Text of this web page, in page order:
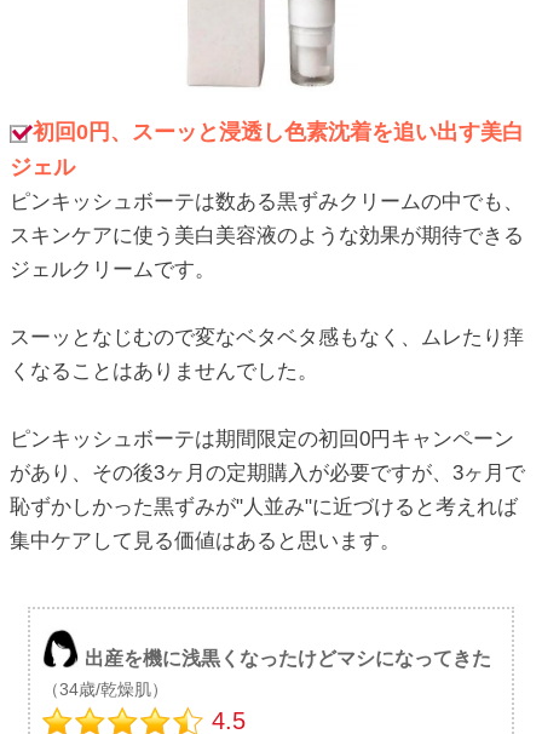
初回0円、スーッと浸透し色素沈着を追い出す美白
ジェル
ピンキッシュボーテは数ある黒ずみクリームの中でも、
スキンケアに使う美白美容液のような効果が期待できる
ジェルクリームです。
スーッとなじむので変なベタベタ感もなく、ムレたり痒
くなることはありませんでした。
ピンキッシュボーテは期間限定の初回0円キャンペーン
があり、その後3ヶ月の定期購入が必要ですが、3ヶ月で
恥ずかしかった黒ずみが"人並み"に近づけると考えれば
集中ケアして見る価値はあると思います。
出産を機に浅黒くなったけどマシになってきた
（34歳/乾燥肌）
4.5